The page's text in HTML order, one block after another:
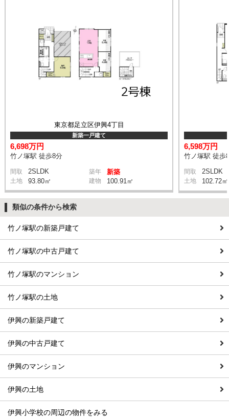
東京都足立区伊興4丁目
新築一戸建て
6,698万円
竹ノ塚駅 徒歩8分
間取 2SLDK 築年 新築
土地 93.80㎡ 建物 100.91㎡
6,598万円
竹ノ塚駅 徒歩
間取 2SLDK
土地 102.72㎡
類似の条件から検索
竹ノ塚駅の新築戸建て
竹ノ塚駅の中古戸建て
竹ノ塚駅のマンション
竹ノ塚駅の土地
伊興の新築戸建て
伊興の中古戸建て
伊興のマンション
伊興の土地
伊興小学校の周辺の物件をみる